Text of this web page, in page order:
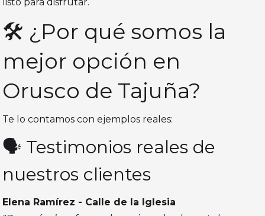
listo para disfrutar.
🛠️ ¿Por qué somos la
mejor opción en
Orusco de Tajuña?
Te lo contamos con ejemplos reales:
🗣️ Testimonios reales de
nuestros clientes
Elena Ramírez - Calle de la Iglesia